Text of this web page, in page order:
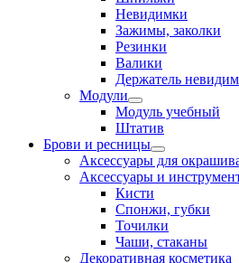
Невидимки
Зажимы, заколки
Резинки
Валики
Держатель
Модули
Модуль учебный
Штатив
Брови и ресницы
Аксессуары для
Аксессуары и
Кисти
Спонжи, губки
Точилки
Чаши, стаканы
Декоративная косметика